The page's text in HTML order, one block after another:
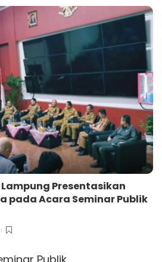
Presentasikan
pada Acara Seminar Publik